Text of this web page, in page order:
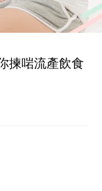
揀啱流產飲食